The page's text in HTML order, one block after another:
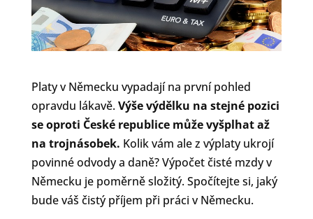
Platy v Německu vypadají na první pohled
opravdu lákavě.Výše výdělku na stejné pozici
se oproti České republice může vyšplhat až
na trojnásobek. Kolik vám ale z výplaty ukrojí
povinné odvody a daně? Výpočet čisté mzdy v
Německu je poměrně složitý. Spočítejte si, jaký
bude váš čistý příjem při práci v Německu.